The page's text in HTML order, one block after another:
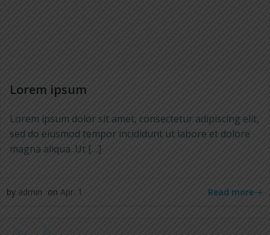
Lorem ipsum
Lorem ipsum dolor sit amet, consectetur adipiscing elit,
sed do eiusmod tempor incididunt ut labore et dolore
magna aliqua. Ut […]
by admin on Apr. 1 Read more